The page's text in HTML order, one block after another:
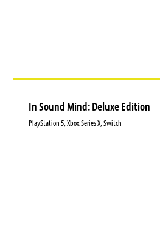
In Sound Mind: Deluxe Edition
PlayStation 5, Xbox Series X, Switch